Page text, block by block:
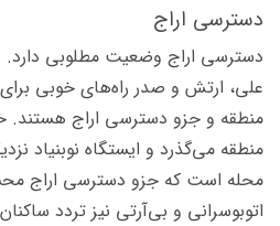
دسترسی اراج
دسترسی اراج وضعیت مطلوبی دارد.
علی، ارتش و صدر راه‌های خوبی
منطقه می‌گذرد و ایستگاه نوبنیاد
محله است که جزو دسترسی اراج
اتوبوسرانی و بی‌آرتی نیز تردد